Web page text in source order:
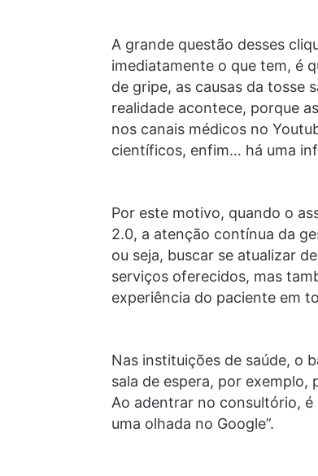
A grande questão desses
imediatamente o que tem, é
de gripe, as causas da tosse
realidade acontece, porque
nos canais médicos no
científicos, enfim… há uma
Por este motivo, quando o
2.0, a atenção contínua da
ou seja, buscar se atualizar
serviços oferecidos, mas
experiência do paciente em
Nas instituições de saúde, o
sala de espera, por exemplo,
Ao adentrar no consultório,
uma olhada no Google”.